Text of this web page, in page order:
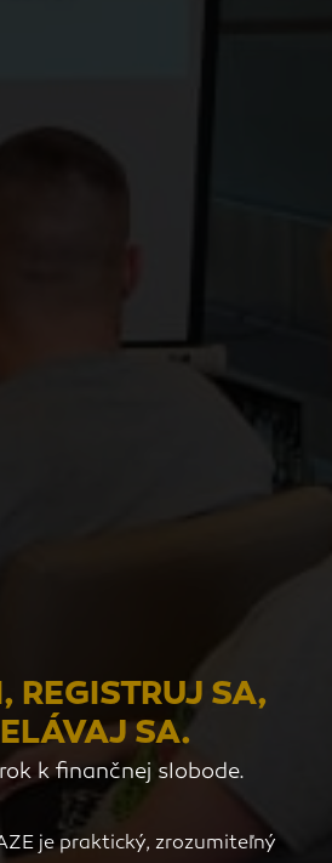
REGISTRUJ SA,
SA.
k finančnej slobode.
je praktický, zrozumiteľný